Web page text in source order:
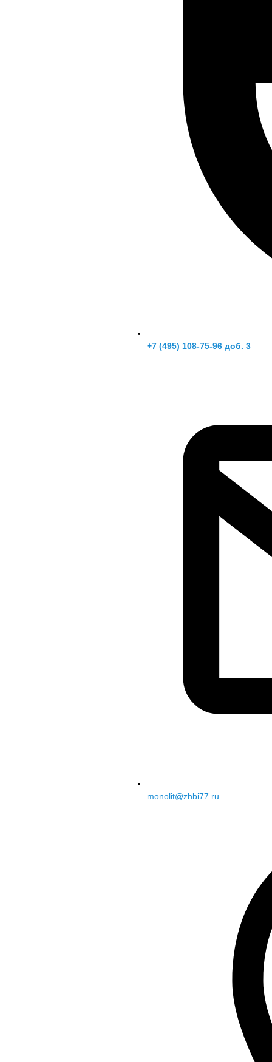
+7 (495) 108-75-96 доб. 3
monolit@zhbi77.ru